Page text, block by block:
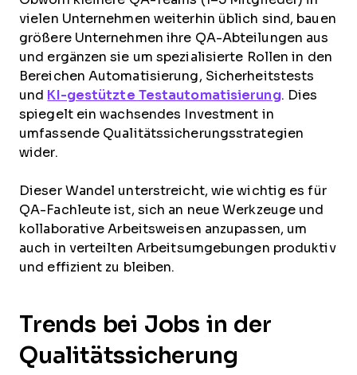
vielen Unternehmen weiterhin üblich sind, bauen
größere Unternehmen ihre QA-Abteilungen aus
und ergänzen sie um spezialisierte Rollen in den
Bereichen Automatisierung, Sicherheitstests
und KI-gestützte Testautomatisierung. Dies
spiegelt ein wachsendes Investment in
umfassende Qualitätssicherungsstrategien
wider.
Dieser Wandel unterstreicht, wie wichtig es für
QA-Fachleute ist, sich an neue Werkzeuge und
kollaborative Arbeitsweisen anzupassen, um
auch in verteilten Arbeitsumgebungen produktiv
und effizient zu bleiben.
Trends bei Jobs in der
Qualitätssicherung